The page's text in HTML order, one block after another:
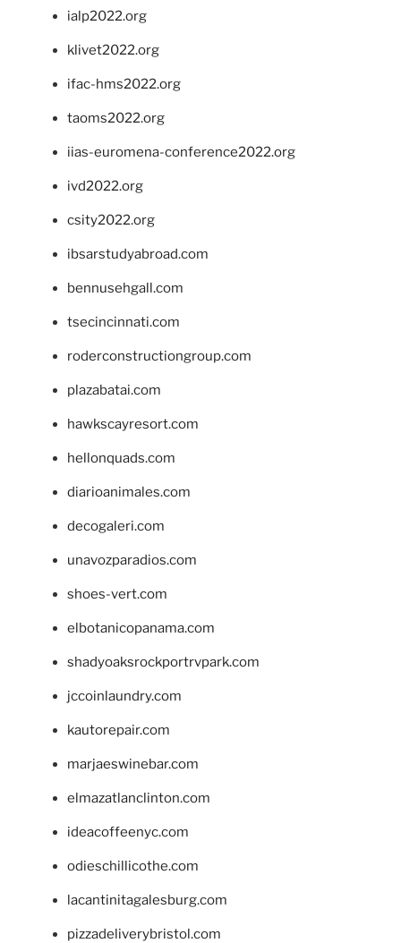
ialp2022.org
klivet2022.org
ifac-hms2022.org
taoms2022.org
iias-euromena-conference2022.org
ivd2022.org
csity2022.org
ibsarstudyabroad.com
bennusehgall.com
tsecincinnati.com
roderconstructiongroup.com
plazabatai.com
hawkscayresort.com
hellonquads.com
diarioanimales.com
decogaleri.com
unavozparadios.com
shoes-vert.com
elbotanicopanama.com
shadyoaksrockportrvpark.com
jccoinlaundry.com
kautorepair.com
marjaeswinebar.com
elmazatlanclinton.com
ideacoffeenyc.com
odieschillicothe.com
lacantinitagalesburg.com
pizzadeliverybristol.com